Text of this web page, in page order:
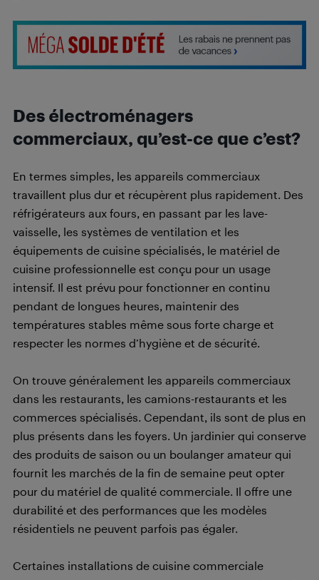
Des électroménagers
commerciaux, qu’est-ce que c’est?
En termes simples, les appareils commerciaux
travaillent plus dur et récupèrent plus rapidement. Des
réfrigérateurs aux fours, en passant par les lave-
vaisselle, les systèmes de ventilation et les
équipements de cuisine spécialisés, le matériel de
cuisine professionnelle est conçu pour un usage
intensif. Il est prévu pour fonctionner en continu
pendant de longues heures, maintenir des
températures stables même sous forte charge et
respecter les normes d’hygiène et de sécurité.
On trouve généralement les appareils commerciaux
dans les restaurants, les camions-restaurants et les
commerces spécialisés. Cependant, ils sont de plus en
plus présents dans les foyers. Un jardinier qui conserve
des produits de saison ou un boulanger amateur qui
fournit les marchés de la fin de semaine peut opter
pour du matériel de qualité commerciale. Il offre une
durabilité et des performances que les modèles
résidentiels ne peuvent parfois pas égaler.
Certaines installations de cuisine commerciale